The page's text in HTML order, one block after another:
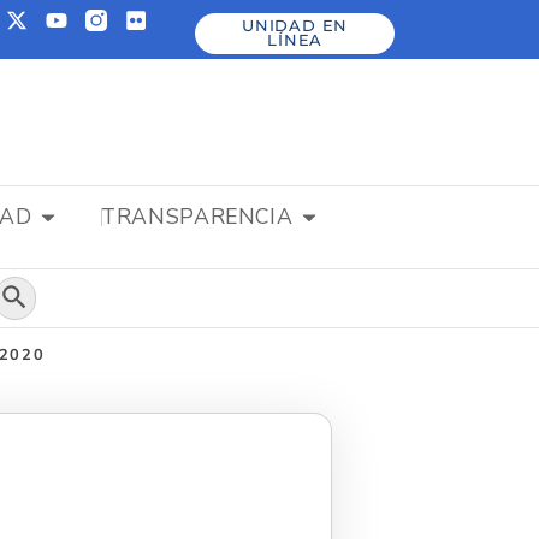
UNIDAD EN
LÍNEA
TRANSPARENCIA
de búsqueda